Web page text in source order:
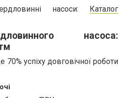
насоси: Каталог
насоса:
успіху довговічної роботи